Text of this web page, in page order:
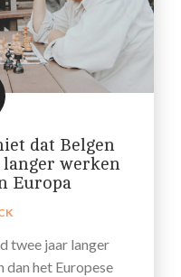
dat Belgen
werken
Europa
twee jaar langer
dan het Europese